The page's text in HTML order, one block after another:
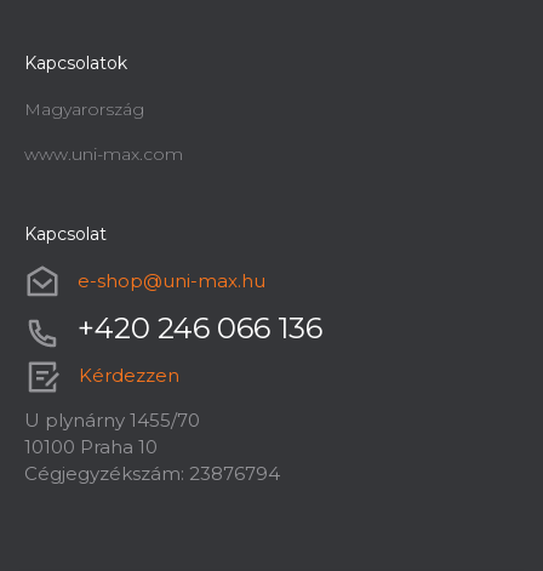
Kapcsolatok
Magyarország
www.uni-max.com
Kapcsolat
e-shop@uni-max.hu
+420 246 066 136
Kérdezzen
U plynárny 1455/70
10100 Praha 10
Cégjegyzékszám: 23876794